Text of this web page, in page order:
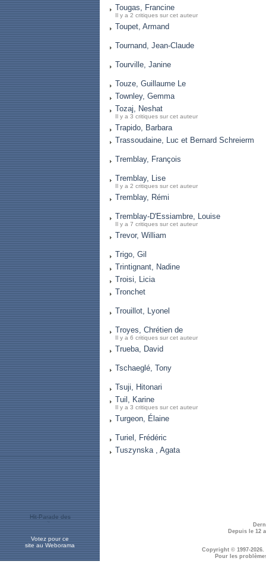
Tougas, Francine
Il y a 2 critiques sur cet auteur
Toupet, Armand
Tournand, Jean-Claude
Tourville, Janine
Touze, Guillaume Le
Townley, Gemma
Tozaj, Neshat
Il y a 3 critiques sur cet auteur
Trapido, Barbara
Trassoudaine, Luc et Bernard Schreierm
Tremblay, François
Tremblay, Lise
Il y a 2 critiques sur cet auteur
Tremblay, Rémi
Tremblay-D'Essiambre, Louise
Il y a 7 critiques sur cet auteur
Trevor, William
Trigo, Gil
Trintignant, Nadine
Troisi, Licia
Tronchet
Trouillot, Lyonel
Troyes, Chrétien de
Il y a 6 critiques sur cet auteur
Trueba, David
Tschaeglé, Tony
Tsuji, Hitonari
Tuil, Karine
Il y a 3 critiques sur cet auteur
Turgeon, Élaine
Turiel, Frédéric
Tuszynska , Agata
Votez pour ce
site au Weborama
Depuis le 12
Copyright © 1997-2026.
Pour les